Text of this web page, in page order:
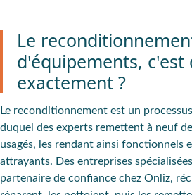
Le
d'équipements, c'est
exactement ?
Le reconditionnement est un
duquel des experts remettent à neuf
usagés, les rendant ainsi fonctionnels
attrayants. Des entreprises
partenaire de confiance chez Onliz,